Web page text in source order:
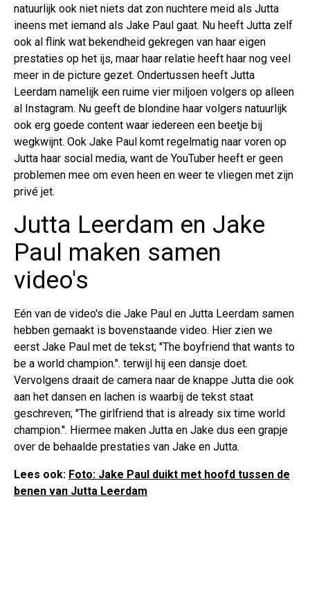
natuurlijk ook niet niets dat zon nuchtere meid als Jutta
ineens met iemand als Jake Paul gaat. Nu heeft Jutta zelf
ook al flink wat bekendheid gekregen van haar eigen
prestaties op het ijs, maar haar relatie heeft haar nog veel
meer in de picture gezet. Ondertussen heeft Jutta
Leerdam namelijk een ruime vier miljoen volgers op alleen
al Instagram. Nu geeft de blondine haar volgers natuurlijk
ook erg goede content waar iedereen een beetje bij
wegkwijnt. Ook Jake Paul komt regelmatig naar voren op
Jutta haar social media, want de YouTuber heeft er geen
problemen mee om even heen en weer te vliegen met zijn
privé jet.
Jutta Leerdam en Jake
Paul maken samen
video's
Eén van de video's die Jake Paul en Jutta Leerdam samen
hebben gemaakt is bovenstaande video. Hier zien we
eerst Jake Paul met de tekst; ''The boyfriend that wants to
be a world champion.''. terwijl hij een dansje doet.
Vervolgens draait de camera naar de knappe Jutta die ook
aan het dansen en lachen is waarbij de tekst staat
geschreven; ''The girlfriend that is already six time world
champion.''. Hiermee maken Jutta en Jake dus een grapje
over de behaalde prestaties van Jake en Jutta.
Lees ook: Foto: Jake Paul duikt met hoofd tussen de
benen van Jutta Leerdam